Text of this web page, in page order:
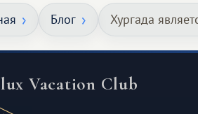
но тёплое
:)
Блог Хургада
Vacation Club